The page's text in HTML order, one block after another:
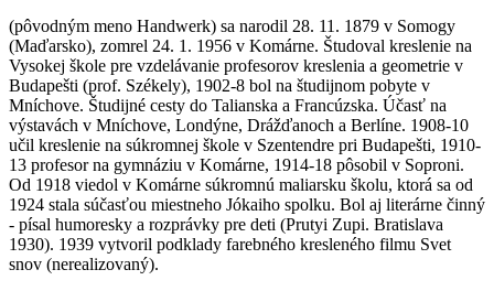
(pôvodným meno Handwerk) sa narodil 28. 11. 1879 v Somogy
(Maďarsko), zomrel 24. 1. 1956 v Komárne. Študoval kreslenie na
Vysokej škole pre vzdelávanie profesorov kreslenia a geometrie v
Budapešti (prof. Székely), 1902-8 bol na študijnom pobyte v
Mníchove. Študijné cesty do Talianska a Francúzska. Účasť na
výstavách v Mníchove, Londýne, Drážďanoch a Berlíne. 1908-10
učil kreslenie na súkromnej škole v Szentendre pri Budapešti, 1910-
13 profesor na gymnáziu v Komárne, 1914-18 pôsobil v Soproni.
Od 1918 viedol v Komárne súkromnú maliarsku školu, ktorá sa od
1924 stala súčasťou miestneho Jókaiho spolku. Bol aj literárne činný
- písal humoresky a rozprávky pre deti (Prutyi Zupi. Bratislava
1930). 1939 vytvoril podklady farebného kresleného filmu Svet
snov (nerealizovaný).